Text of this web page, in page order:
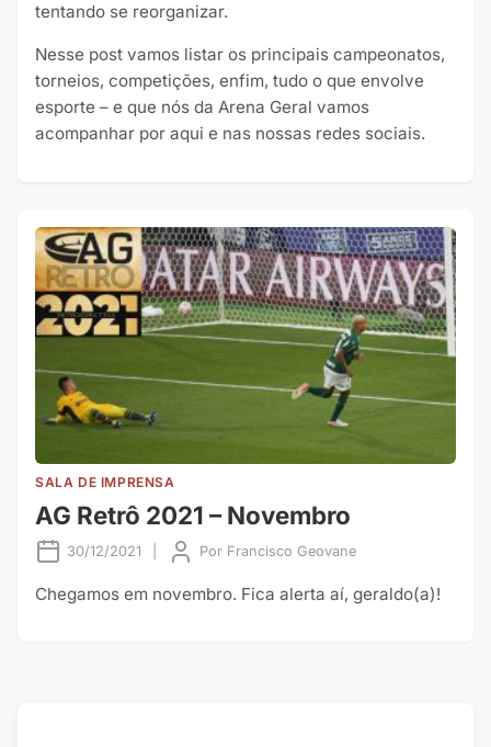
tentando se reorganizar.
Nesse post vamos listar os principais campeonatos,
torneios, competições, enfim, tudo o que envolve
esporte – e que nós da Arena Geral vamos
acompanhar por aqui e nas nossas redes sociais.
SALA DE IMPRENSA
AG Retrô 2021 – Novembro
30/12/2021 Por Francisco Geovane
Chegamos em novembro. Fica alerta aí, geraldo(a)!